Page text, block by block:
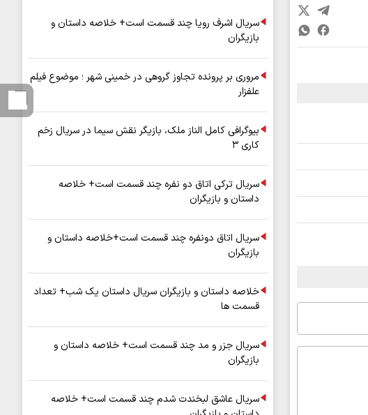
سریال اشرف رویا چند قسمت است+ خلاصه داستان و
بازیگران
مروری بر پرونده تجاوز گروهی در خمینی شهر ؛ موضوع فیلم
علفزار
بیوگرافی کامل الناز ملک، بازیگر نقش سیما در سریال زخم
کاری ۳
سریال ترکی اتاق دو نفره چند قسمت است+ خلاصه
داستان و بازیگران
سریال اتاق دونفره چند قسمت است+خلاصه داستان و
بازیگران
خلاصه داستان و بازیگران سریال داستان یک شب+ تعداد
قسمت ها
سریال جزر و مد چند قسمت است+ خلاصه داستان و
بازیگران
سریال عاشق لبخندت شدم چند قسمت است+ خلاصه